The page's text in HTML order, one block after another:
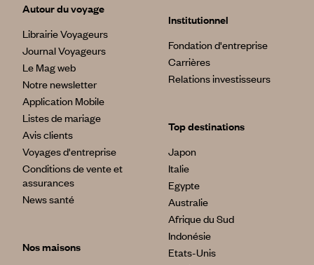
Autour du voyage
Librairie Voyageurs
Journal Voyageurs
Le Mag web
Notre newsletter
Application Mobile
Listes de mariage
Avis clients
Voyages d'entreprise
Conditions de vente et
assurances
News santé
Nos maisons
Institutionnel
Fondation d'entreprise
Carrières
Relations investisseurs
Top destinations
Japon
Italie
Egypte
Australie
Afrique du Sud
Indonésie
Etats-Unis